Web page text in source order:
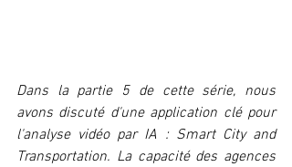
Dans la partie 5 de cette série, nous
avons discuté d'une application clé pour
l'analyse vidéo par IA : Smart City and
Transportation. La capacité des agences